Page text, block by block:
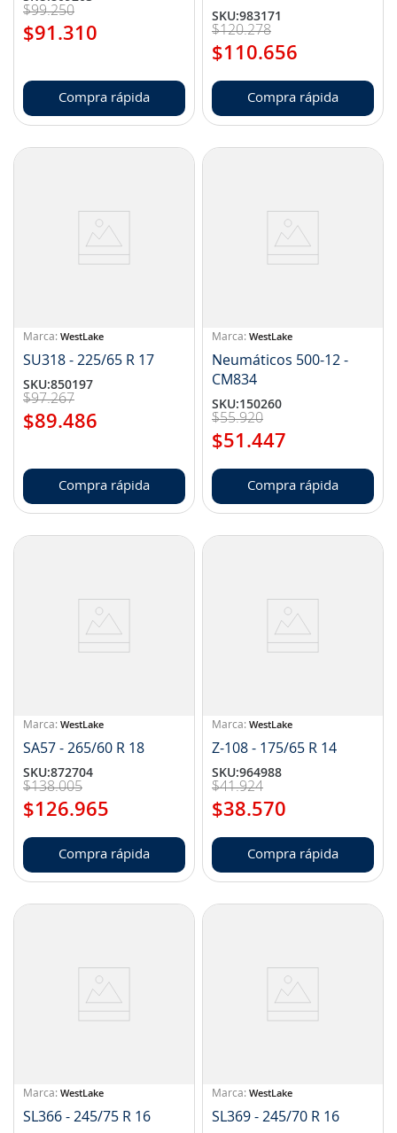
$99.250
$91 .310
Compra rápida
SKU:983171
$120.278
$110.656
Compra rápida
WestLake
SU318 - 225/65 R 17
SKU:850197
$97.267
$89.486
Compra rápida
WestLake
Neumáticos 500-12 -
CM834
SKU:150260
$55.920
$51 .447
Compra rápida
WestLake
SA57 - 265/60 R 18
SKU:872704
$138.005
$126.965
Compra rápida
WestLake
Z-108 - 175/65 R 14
SKU:964988
$41.924
$38.570
Compra rápida
WestLake
SL366 - 245/75 R 16
WestLake
SL369 - 245/70 R 16